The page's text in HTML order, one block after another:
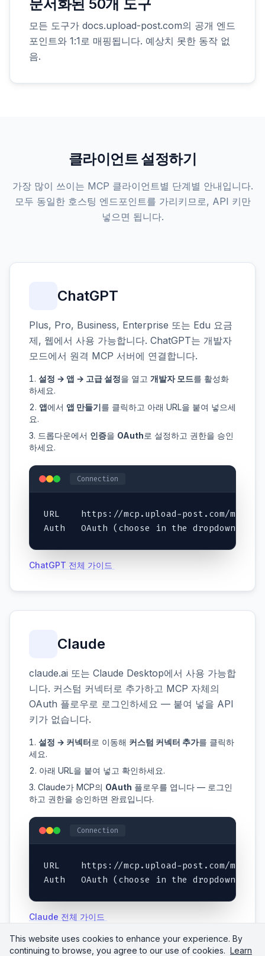
문서화된 50개 도구
모든 도구가 docs.upload-post.com의 공개 엔드
포인트와 1:1로 매핑됩니다. 예상치 못한 동작 없
음.
클라이언트 설정하기
가장 많이 쓰이는 MCP 클라이언트별 단계별 안내입니다.
모두 동일한 호스팅 엔드포인트를 가리키므로, API 키만
넣으면 됩니다.
ChatGPT
Plus, Pro, Business, Enterprise 또는 Edu 요금
제, 웹에서 사용 가능합니다. ChatGPT는 개발자
모드에서 원격 MCP 서버에 연결합니다.
설정 → 앱 → 고급 설정을 열고 개발자 모드를 활성화
하세요.
앱에서 앱 만들기를 클릭하고 아래 URL을 붙여 넣으세
요.
드롭다운에서 인증을 OAuth로 설정하고 권한을 승인
하세요.
Connection
URL    https://mcp.upload-post.com/mcp
Auth   OAuth (choose in the dropdown)
ChatGPT 전체 가이드
Claude
claude.ai 또는 Claude Desktop에서 사용 가능합
니다. 커스텀 커넥터로 추가하고 MCP 자체의
OAuth 플로우로 로그인하세요 — 붙여 넣을 API
키가 없습니다.
설정 → 커넥터로 이동해 커스텀 커넥터 추가를 클릭하
세요.
아래 URL을 붙여 넣고 확인하세요.
Claude가 MCP의 OAuth 플로우를 엽니다 — 로그인
하고 권한을 승인하면 완료입니다.
Connection
URL    https://mcp.upload-post.com/mcp
Auth   OAuth (choose in the dropdown)
Claude 전체 가이드
This website uses cookies to enhance your experience. By
continuing to browse, you agree to our use of cookies. Learn